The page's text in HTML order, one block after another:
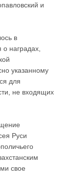
и
в
наградах,
указанному
для
не входящих
Руси
свое